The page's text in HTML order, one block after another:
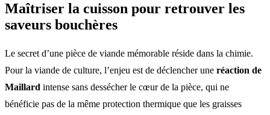
Maîtriser la cuisson pour retrouver les
saveurs bouchères
Le secret d’une pièce de viande mémorable réside dans la chimie.
Pour la viande de culture, l’enjeu est de déclencher une réaction de
Maillard intense sans dessécher le cœur de la pièce, qui ne
bénéficie pas de la même protection thermique que les graisses